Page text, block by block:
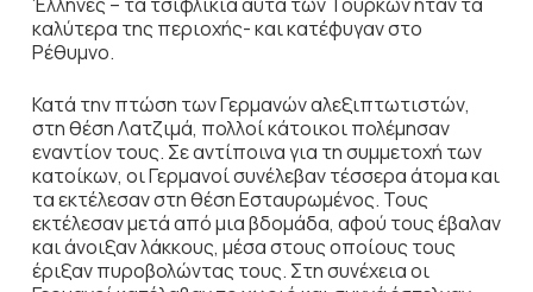
καλύτερα της περιοχής- και κατέφυγαν στο
Ρέθυμνο.
Κατά την πτώση των Γερμανών αλεξιπτωτιστών,
στη θέση Λατζιμά, πολλοί κάτοικοι πολέμησαν
εναντίον τους. Σε αντίποινα για τη συμμετοχή των
κατοίκων, οι Γερμανοί συνέλεβαν τέσσερα άτομα και
τα εκτέλεσαν στη θέση Εσταυρωμένος. Τους
εκτέλεσαν μετά από μια βδομάδα, αφού τους έβαλαν
και άνοιξαν λάκκους, μέσα στους οποίους τους
έριξαν πυροβολώντας τους. Στη συνέχεια οι